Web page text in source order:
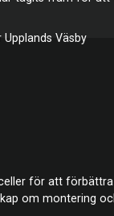
för att förbättra
om montering